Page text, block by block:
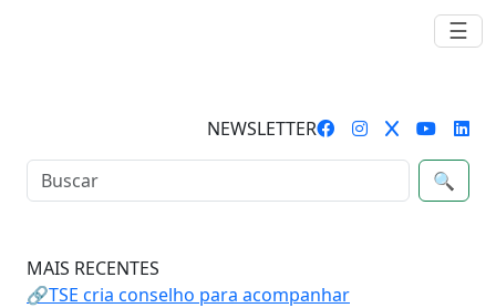
☰
NEWSLETTER
🔍
MAIS RECENTES
🔗TSE cria conselho para acompanhar